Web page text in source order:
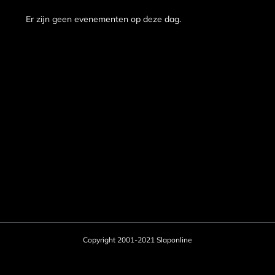
Bericht
Er zijn geen evenementen op deze dag.
Copyright 2001-2021 Slaponline